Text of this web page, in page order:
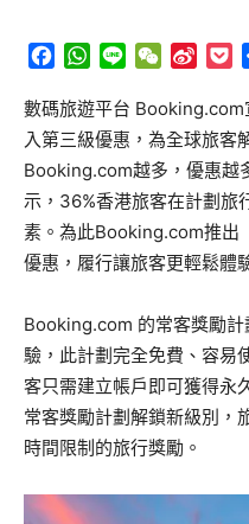
Facebook
WhatsApp
Line WeChat
Sina
數碼旅遊平台 Booking.com
入第三級優惠，為全球旅客
Booking.com越多，優惠越
示，36%香港旅客在計劃旅
素。為此Booking.com推出
優惠，履行讓旅客更輕鬆體
Booking.com 的常客獎勵
驗，此計劃完全免費、容易
客只需建立帳戶即可獲得永
常客獎勵計劃解鎖新級別，
時間限制的旅行獎勵。